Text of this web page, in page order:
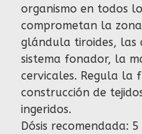
organismo en todos
comprometan la
glándula tiroides, las
sistema fonador, la
cervicales. Regula la
construcción de
ingeridos.
Dósis recomendada: